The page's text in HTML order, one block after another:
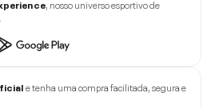
, nosso universo esportivo de
e tenha uma compra facilitada, segura e